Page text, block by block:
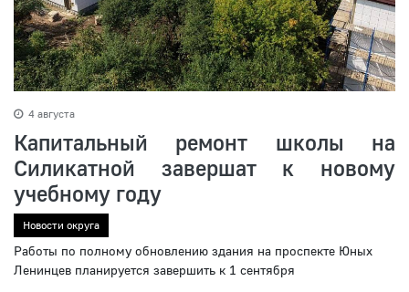
4 августа
Капитальный ремонт школы на
Силикатной завершат к новому
учебному году
Новости округа
Работы по полному обновлению здания на проспекте Юных
Ленинцев планируется завершить к 1 сентября